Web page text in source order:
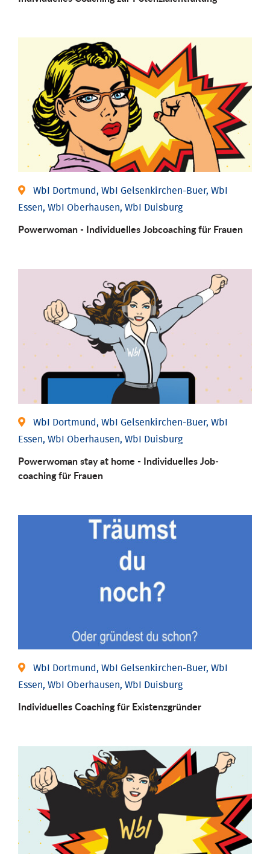
WbI Dortmund, WbI Gelsenkirchen-Buer, WbI
Essen, WbI Oberhausen, WbI Duisburg
Powerwoman - Individu­elles Job­coaching für Frauen
WbI Dortmund, WbI Gelsenkirchen-Buer, WbI
Essen, WbI Oberhausen, WbI Duisburg
Powerwoman stay at home - Individu­elles Job­
coaching für Frauen
WbI Dortmund, WbI Gelsenkirchen-Buer, WbI
Essen, WbI Oberhausen, WbI Duisburg
Individu­elles Coaching für Existenz­gründer